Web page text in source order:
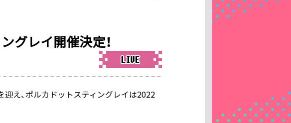
グレイ開催決定！
え、ポルカドットスティングレイは2022